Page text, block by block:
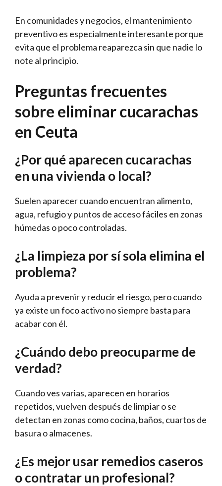
En comunidades y negocios, el mantenimiento
preventivo es especialmente interesante porque
evita que el problema reaparezca sin que nadie lo
note al principio.
Preguntas frecuentes
sobre eliminar cucarachas
en Ceuta
¿Por qué aparecen cucarachas
en una vivienda o local?
Suelen aparecer cuando encuentran alimento,
agua, refugio y puntos de acceso fáciles en zonas
húmedas o poco controladas.
¿La limpieza por sí sola elimina el
problema?
Ayuda a prevenir y reducir el riesgo, pero cuando
ya existe un foco activo no siempre basta para
acabar con él.
¿Cuándo debo preocuparme de
verdad?
Cuando ves varias, aparecen en horarios
repetidos, vuelven después de limpiar o se
detectan en zonas como cocina, baños, cuartos de
basura o almacenes.
¿Es mejor usar remedios caseros
o contratar un profesional?